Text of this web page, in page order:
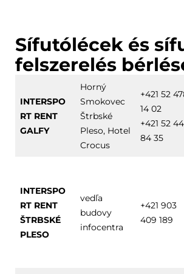
Sífutólécek és
felszerelés
INTERSPO
RT RENT
GALFY
Horný
Smokovec
Štrbské
Pleso, Hotel
Crocus
+421 52
14 02
+421 52
84 35
INTERSPO
RT RENT
ŠTRBSKÉ
PLESO
vedľa
budovy
infocentra
+421 903
409 189